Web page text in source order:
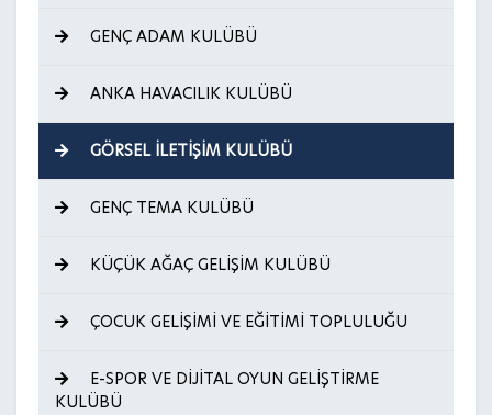
GENÇ ADAM KULÜBÜ
ANKA HAVACILIK KULÜBÜ
GÖRSEL İLETİŞİM KULÜBÜ
GENÇ TEMA KULÜBÜ
KÜÇÜK AĞAÇ GELİŞİM KULÜBÜ
ÇOCUK GELİŞİMİ VE EĞİTİMİ TOPLULUĞU
E-SPOR VE DİJİTAL OYUN GELİŞTİRME
KULÜBÜ